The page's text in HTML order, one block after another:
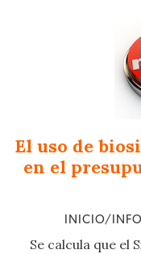
El uso de
en el
INICIO/
Se calcula que el